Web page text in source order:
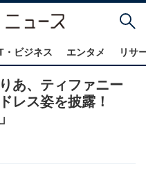
・ビジネス エンタメ リサ
あ、ティファニー
レス姿を披露！